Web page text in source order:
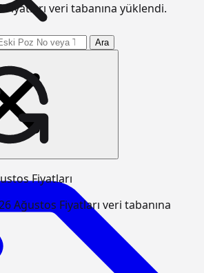
Ara
Fiyatları veri tabanına yüklendi.
Fiyatları
Ağustos Fiyatları veri tabanına